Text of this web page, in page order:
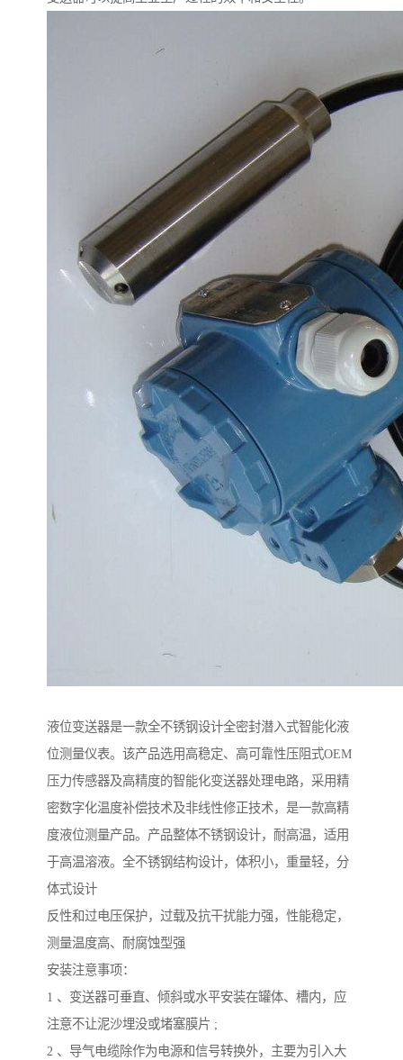
液位变送器是一款全不锈钢设计全密封潜入式智能化液
位测量仪表。该产品选用高稳定、高可靠性压阻式OEM
压力传感器及高精度的智能化变送器处理电路，采用精
密数字化温度补偿技术及非线性修正技术，是一款高精
度液位测量产品。产品整体不锈钢设计，耐高温，适用
于高温溶液。全不锈钢结构设计，体积小，重量轻，分
体式设计
反性和过电压保护，过载及抗干扰能力强，性能稳定，
测量温度高、耐腐蚀型强
安装注意事项：
1 、变送器可垂直、倾斜或水平安装在罐体、槽内，应
注意不让泥沙埋没或堵塞膜片 ;
2 、导气电缆除作为电源和信号转换外，主要为引入大